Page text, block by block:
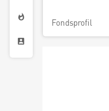
Fondsprofil